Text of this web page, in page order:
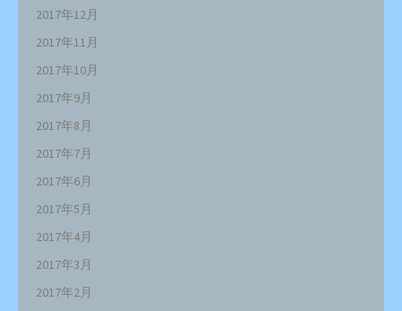
2017年12月
2017年11月
2017年10月
2017年9月
2017年8月
2017年7月
2017年6月
2017年5月
2017年4月
2017年3月
2017年2月